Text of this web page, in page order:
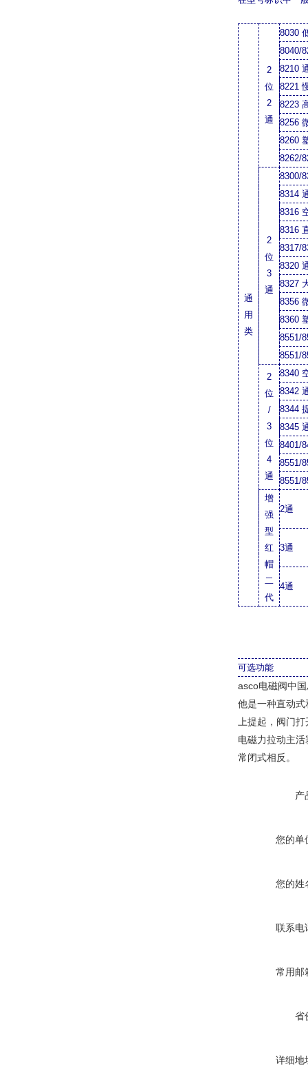
通
用
类
2
位
2
通
8030
8040/
8210
8221
8223
8256
8260
8262/
2
位
3
通
8300/
8314
8316
8316
8317/
8320
8327
8356
8360
8551/
8551/
2
位
/
3
位
4
通
8340
8342
8344
8345
8401/
8551/
8551/
增
强
型
红
帽
二
代
2通
3通
4通
可选功能
asco电磁阀中
他是一种直动
上提起，阀门
电磁力拉动主
常闭式相反。
产
您的单
您的姓
联系电
常用邮
省
详细地